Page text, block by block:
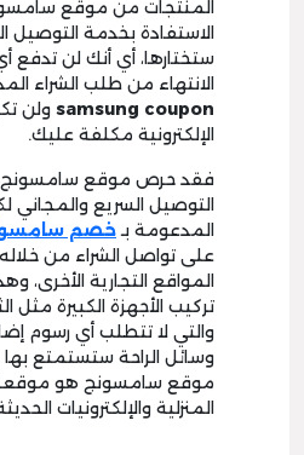
المنتجات من موقع
الاستفادة بخدمة التوصيل
ستختارها، أي أنك لن تدفع
الانتهاء من طلب الشراء
samsung coupon ولن
الإلكترونية مكلفة عليك.
فقد حرص موقع سامسونج
التوصيل السريع والمجاني
المدعومة بـخصم
على تواصل الشراء من
المواقع التجارية الأخرى،
تركيب الأجهزة الكبيرة مثل
والتي لا تتطلب أي رسوم
وسائل الراحة ستستمتع بها
موقع سامسونج هو موقعك
المنزلية والإلكترونيات